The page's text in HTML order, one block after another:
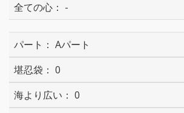
-
Aパート
0
0